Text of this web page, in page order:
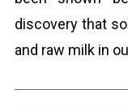
discovery that
and raw milk in